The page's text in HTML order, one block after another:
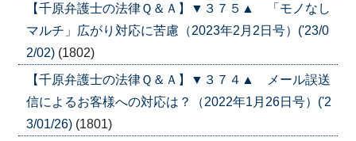
【千原弁護士の法律Ｑ＆Ａ】▼３７５▲ 「モノなし
マルチ」広がり対応に苦慮（2023年2月2日号）('23/0
2/02) (1802)
【千原弁護士の法律Ｑ＆Ａ】▼３７４▲ メール誤送
信によるお客様への対応は？（2022年1月26日号）('2
3/01/26) (1801)